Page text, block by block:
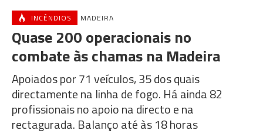
INCÊNDIOS MADEIRA
Quase 200 operacionais no
combate às chamas na Madeira
Apoiados por 71 veículos, 35 dos quais
directamente na linha de fogo. Há ainda 82
profissionais no apoio na directo e na
rectagurada. Balanço até às 18 horas